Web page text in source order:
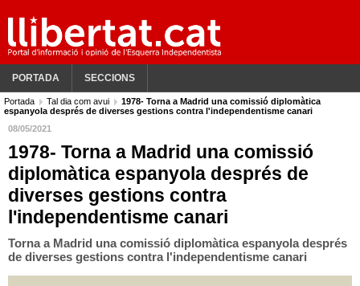
PORTADA SECCIONS
Portada Tal dia com avui
1978- Torna a Madrid una comissió diplomàtica
espanyola després de diverses gestions contra l'independentisme canari
08/05/2021
1978- Torna a Madrid una comissió
diplomàtica espanyola després de
diverses gestions contra
l'independentisme canari
Torna a Madrid una comissió diplomàtica espanyola després
de diverses gestions contra l'independentisme canari